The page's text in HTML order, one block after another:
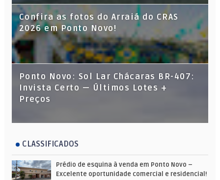
Confira as fotos do Arraiá do CRAS
2026 em Ponto Novo!
Ponto Novo: Sol Lar Chácaras BR-407:
Invista Certo — Últimos Lotes +
Preços
CLASSIFICADOS
Prédio de esquina à venda em Ponto Novo –
Excelente oportunidade comercial e residencial!